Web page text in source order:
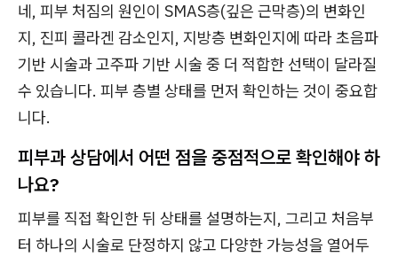
네, 피부 처짐의 원인이 SMAS층(깊은 근막층)의 변화인
지, 진피 콜라겐 감소인지, 지방층 변화인지에 따라 초음파
기반 시술과 고주파 기반 시술 중 더 적합한 선택이 달라질
수 있습니다. 피부 층별 상태를 먼저 확인하는 것이 중요합
니다.
피부과 상담에서 어떤 점을 중점적으로 확인해야 하
나요?
피부를 직접 확인한 뒤 상태를 설명하는지, 그리고 처음부
터 하나의 시술로 단정하지 않고 다양한 가능성을 열어두